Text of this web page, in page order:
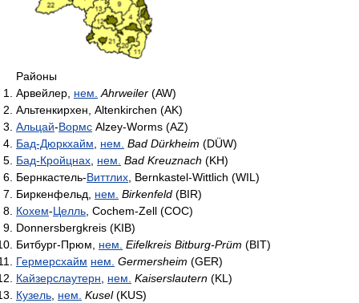
Районы
Арвейлер, нем. Ahrweiler (AW)
Альтенкирхен, Altenkirchen (AK)
Альцай-Вормс Alzey-Worms (AZ)
Бад-Дюркхайм, нем. Bad Dürkheim (DÜW)
Бад-Кройцнах, нем. Bad Kreuznach (KH)
Бернкастель-Виттлих, Bernkastel-Wittlich (WIL)
Биркенфельд, нем. Birkenfeld (BIR)
Кохем-Целль, Cochem-Zell (COC)
Donnersbergkreis (KIB)
Битбург-Прюм, нем. Eifelkreis Bitburg-Prüm (BIT)
Гермерсхайм нем. Germersheim (GER)
Кайзерслаутерн, нем. Kaiserslautern (KL)
Кузель, нем. Kusel(KUS)